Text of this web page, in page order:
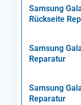
Samsung
Rückseite
Samsung
Reparatur
Samsung
Reparatur